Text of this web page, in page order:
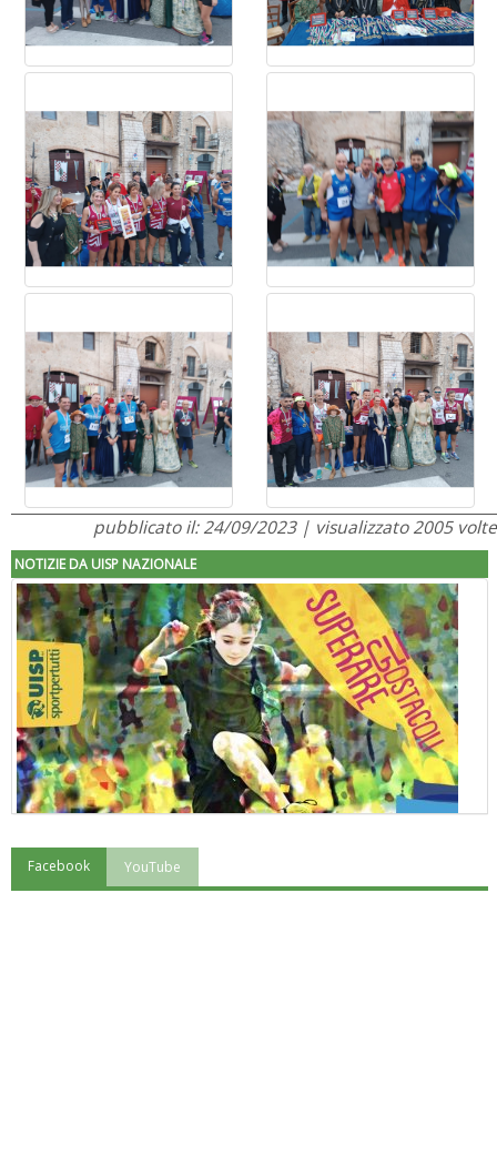
pubblicato il: 24/09/2023 | visualizzato 2005 volte
NOTIZIE DA UISP NAZIONALE
"Superare gli ostacoli": la relazione di Tiziano Pesce al CN Uisp
Facebook YouTube